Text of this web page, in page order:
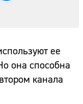
ее
она способна
канала